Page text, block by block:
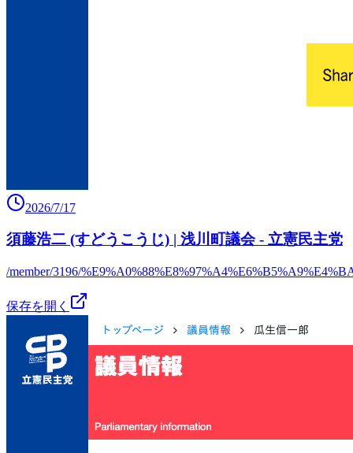
2026/7/17
須藤浩二 (すどうこうじ) | 浅川町議会 - 立憲民主党
/member/3196/
保存を開く